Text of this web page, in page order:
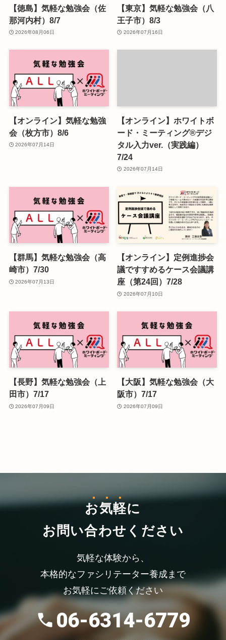
【徳島】気軽な勉強会（佐
那河内村）8/7
2026年08月06日
【東京】気軽な勉強会（八
王子市）8/3
2026年07月16日
【オンライン】気軽な勉強
会（枚方市）8/6
2026年07月14日
【オンライン】ホワイトボ
ード・ミーティング®デジ
タル入力ver.（実践編）
7/24
2026年07月14日
【群馬】気軽な勉強会（高
崎市）7/30
2026年07月13日
【オンライン】定例進捗会
議ですすめるケース会議講
座（第24回）7/28
2026年07月10日
【長野】気軽な勉強会（上
田市）7/17
2026年07月09日
【大阪】気軽な勉強会（大
阪市）7/17
2026年07月09日
お気軽に
お問い合わせください
気軽な体験から、
本格的なファシリテーター養成まで
お気軽にご依頼ください
06-6314-6779